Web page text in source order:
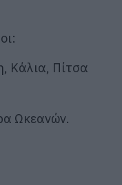
Κάλια, Πίτσα
Ωκεανών.